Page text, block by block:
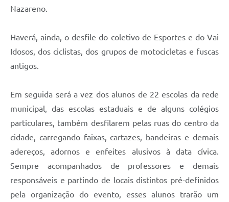
Nazareno.
Haverá, ainda, o desfile do coletivo de Esportes e do Vai
Idosos, dos ciclistas, dos grupos de motocicletas e fuscas
antigos.
Em seguida será a vez dos alunos de 22 escolas da rede
municipal, das escolas estaduais e de alguns colégios
particulares, também desfilarem pelas ruas do centro da
cidade, carregando faixas, cartazes, bandeiras e demais
adereços, adornos e enfeites alusivos à data cívica.
Sempre acompanhados de professores e demais
responsáveis e partindo de locais distintos pré-definidos
pela organização do evento, esses alunos trarão um